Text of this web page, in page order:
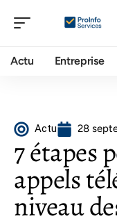
Actu Entreprise
Actu 28
7 étapes
appels
niveau